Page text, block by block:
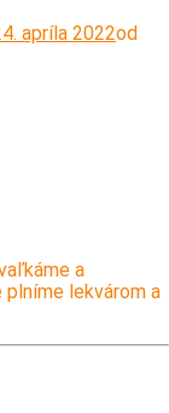
apríla 2022od
a
plníme lekvárom a